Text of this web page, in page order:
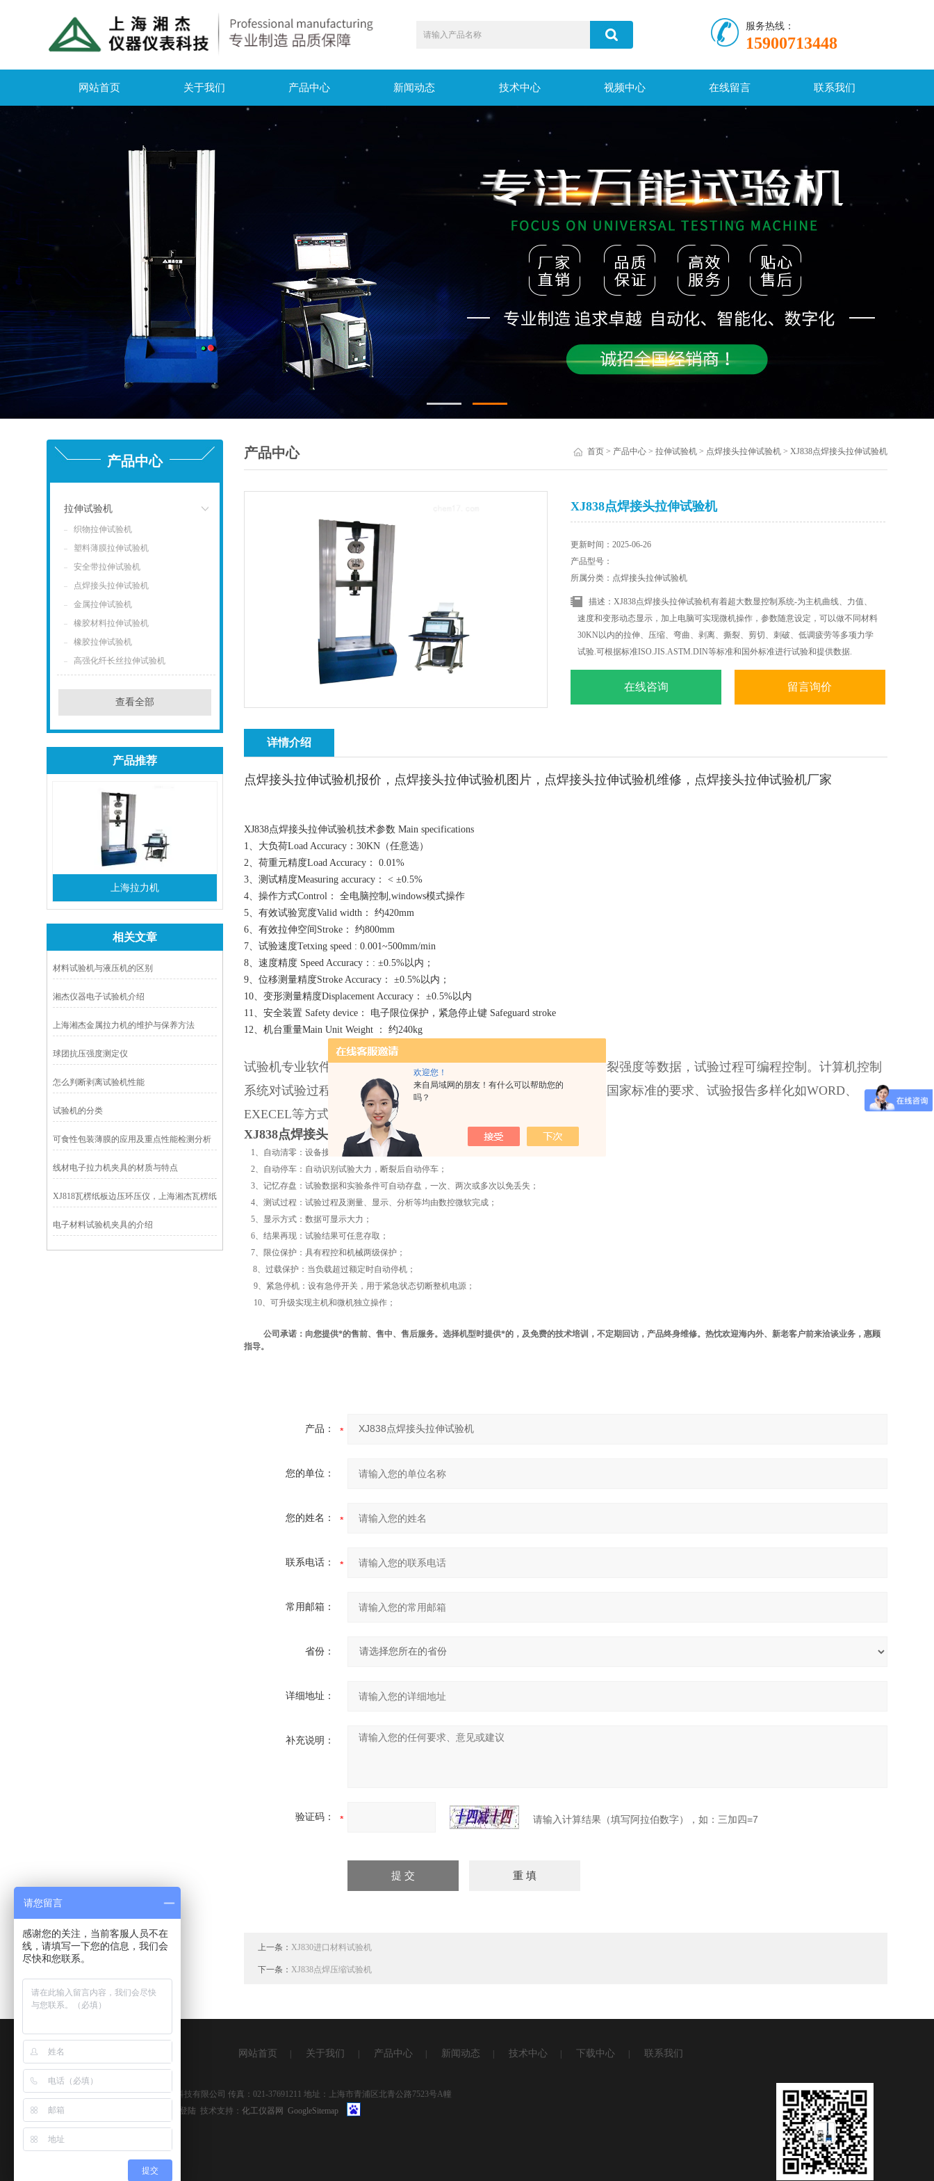
欢迎您！
来自局域网的朋友！有什么可以帮助您的
吗？
服务热线：
15900713448
网站首页 关于我们 产品中心 新闻动态 技术中心 视频中心 在线留言 联系我们
产品中心
拉伸试验机
织物拉伸试验机
塑料薄膜拉伸试验机
安全带拉伸试验机
点焊接头拉伸试验机
金属拉伸试验机
橡胶材料拉伸试验机
橡胶拉伸试验机
高强化纤长丝拉伸试验机
查看全部
产品推荐
上海拉力机
相关文章
材料试验机与液压机的区别
湘杰仪器电子试验机介绍
上海湘杰金属拉力机的维护与保养方法
球团抗压强度测定仪
怎么判断剥离试验机性能
试验机的分类
可食性包装薄膜的应用及重点性能检测分析
线材电子拉力机夹具的材质与特点
XJ818瓦楞纸板边压环压仪，上海湘杰瓦楞纸
电子材料试验机夹具的介绍
产品中心 首页> 产品中心> 拉伸试验机> 点焊接头拉伸试验机> XJ838点焊接头拉伸试验机
XJ838点焊接头拉伸试验机
更新时间：2025-06-26
产品型号：
所属分类：点焊接头拉伸试验机
描述：XJ838点焊接头拉伸试验机有着超大数显控制系统-为主机曲线、力值、
速度和变形动态显示，加上电脑可实现微机操作，参数随意设定，可以做不同材料
30KN以内的拉伸、压缩、弯曲、剥离、撕裂、剪切、刺破、低调疲劳等多项力学
试验.可根据标准ISO.JIS.ASTM.DIN等标准和国外标准进行试验和提供数据.
在线咨询 留言询价
详情介绍
点焊接头拉伸试验机报价， 点焊接头拉伸试验机图片， 点焊接头拉伸试验机维修， 点焊接头拉伸试验机厂家
XJ838点焊接头拉伸试验机技术参数 Main specifications
1、大负荷Load Accuracy：30KN（任意选）
2、荷重元精度Load Accuracy： 0.01%
3、测试精度Measuring accuracy： < ±0.5%
4、操作方式Control： 全电脑控制,windows模式操作
5、有效试验宽度Valid width： 约420mm
6、有效拉伸空间Stroke： 约800mm
7、试验速度Tetxing speed : 0.001~500mm/min
8、速度精度 Speed Accuracy：: ±0.5%以内；
9、位移测量精度Stroke Accuracy： ±0.5%以内；
10、变形测量精度Displacement Accuracy： ±0.5%以内
11、安全装置 Safety device： 电子限位保护，紧急停止键 Safeguard stroke
12、机台重量Main Unit Weight ： 约240kg
试验机专业软件实现自动求取弹性模量、屈服强度、抗拉强度、断裂强度等数据，试验过程可编程控制。计算机控制
系统对试验过程的控制和数据处理符合相应金属材料与非金属材料国家标准的要求、试验报告多样化如WORD、
EXECEL等方式。
XJ838点焊接头拉伸试验机更新功能：
1、自动清零：设备接到指令，测量系统便自动清零；
2、自动停车：自动识别试验大力，断裂后自动停车；
3、记忆存盘：试验数据和实验条件可自动存盘，一次、两次或多次以免丢失；
4、测试过程：试验过程及测量、显示、分析等均由数控微软完成；
5、显示方式：数据可显示大力；
6、结果再现：试验结果可任意存取；
7、限位保护：具有程控和机械两级保护；
8、过载保护：当负载超过额定时自动停机；
9、紧急停机：设有急停开关，用于紧急状态切断整机电源；
10、可升级实现主机和微机独立操作；
公司承诺：向您提供*的售前、售中、售后服务。选择机型时提供*的，及免费的技术培训，不定期回访，产品终身维修。热忱欢迎海内外、新老客户前来洽谈业务，惠顾
指导。
产品：
您的单位：
您的姓名：
联系电话：
常用邮箱：
省份：
详细地址：
补充说明：
验证码： 请输入计算结果（填写阿拉伯数字），如：三加四=7
上一条：XJ830进口材料试验机
下一条：XJ838点焊压缩试验机
网站首页 关于我们 产品中心 新闻动态 技术中心 下载中心 联系我们
版权所有 © 2026 上海湘杰仪器仪表科技有限公司 传真：021-37691211 地址：上海市青浦区北青公路7523号A幢
备案号：
管理登陆 技术支持：化工仪器网 GoogleSitemap
请您留言
感谢您的关注，当前客服人员不在
线，请填写一下您的信息，我们会
尽快和您联系。
提交